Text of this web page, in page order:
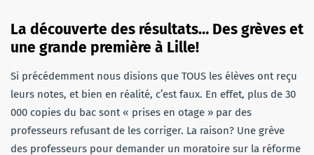
La découverte des résultats… Des grèves et
une grande première à Lille!
Si précédemment nous disions que TOUS les élèves ont reçu
leurs notes, et bien en réalité, c’est faux. En effet, plus de 30
000 copies du bac sont « prises en otage » par des
professeurs refusant de les corriger. La raison? Une grève
des professeurs pour demander un moratoire sur la réforme